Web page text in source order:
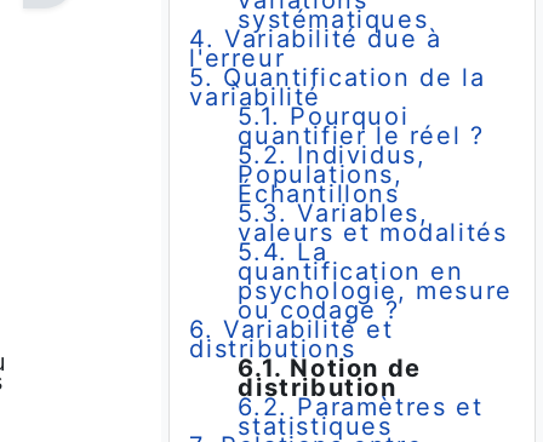
systématiques
4. Variabilité due à
l'erreur
5. Quantification de la
variabilité
5.1. Pourquoi
quantifier le réel ?
5.2. Individus,
Populations,
Échantillons
5.3. Variables,
valeurs et modalités
5.4. La
quantification en
psychologie, mesure
ou codage ?
6. Variabilité et
distributions
6.1. Notion de
distribution
6.2. Paramètres et
statistiques